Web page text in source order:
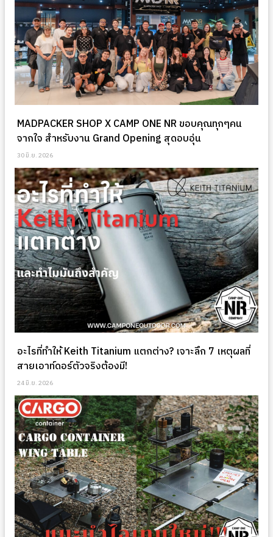
MADPACKER SHOP X CAMP ONE NR ขอบคุณทุกๆคน
จากใจ สำหรับงาน Grand Opening สุดอบอุ่น
30 มิ.ย. 2026
อะไรที่ทำให้ Keith Titanium แตกต่าง? เจาะลึก 7 เหตุผลที่
สายเอาท์ดอร์ตัวจริงต้องมี!
24 มิ.ย. 2026